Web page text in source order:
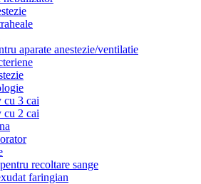
aparate anestezie/ventilatie
cu 3 cai
cu 2 cai
recoltare sange
faringian